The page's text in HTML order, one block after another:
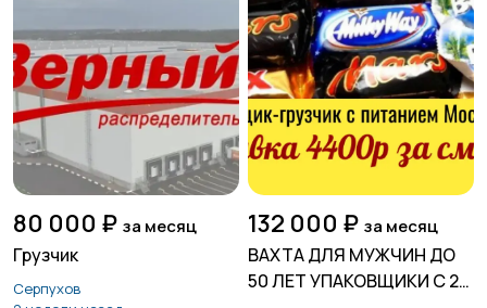
80 000 ₽ за месяц
Грузчик
Серпухов
132 000 ₽ за месяц
ВАХТА ДЛЯ МУЖЧИН ДО
50 ЛЕТ УПАКОВЩИКИ С 2-